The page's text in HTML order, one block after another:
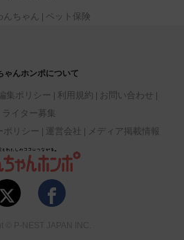
ちゃん ペット保険
ゃんホンポについて
集ポリシー 利用規約
お問い合わせ
ライター募集
ポリシー 運営会社 メディア掲載情報